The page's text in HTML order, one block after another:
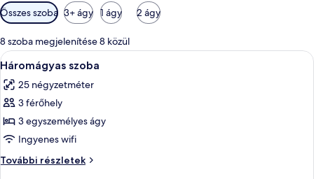
Szobákhoz
rendelkezésre
álló
szűrők
Összes szoba 3+ ágy 1 ágy 2 ágy
8 szoba megjelenítése 8 közül
A
következő
szoba
összes
képének
megtekintése:
Háromágyas
szoba
Egy szállodai szoba két ággyal, egy
4
Háromágyas szoba
25 négyzetméter
3 férőhely
3 egyszemélyes ágy
Ingyenes wifi
További részletek
Háromágyas